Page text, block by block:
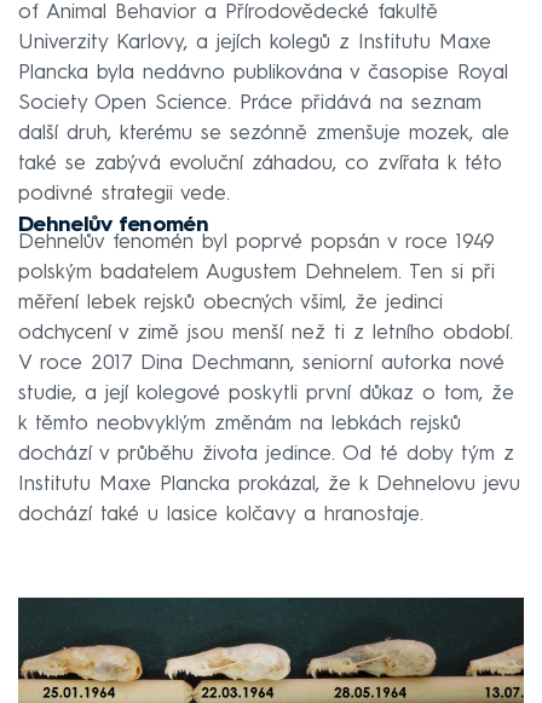
of Animal Behavior a Přírodovědecké fakultě
Univerzity Karlovy, a jejích kolegů z Institutu Maxe
Plancka byla nedávno publikována v časopise Royal
Society Open Science. Práce přidává na seznam
další druh, kterému se sezónně zmenšuje mozek, ale
také se zabývá evoluční záhadou, co zvířata k této
podivné strategii vede.
Dehnelův fenomén
Dehnelův fenomén byl poprvé popsán v roce 1949
polským badatelem Augustem Dehnelem. Ten si při
měření lebek rejsků obecných všiml, že jedinci
odchycení v zimě jsou menší než ti z letního období.
V roce 2017 Dina Dechmann, seniorní autorka nové
studie, a její kolegové poskytli první důkaz o tom, že
k těmto neobvyklým změnám na lebkách rejsků
dochází v průběhu života jedince. Od té doby tým z
Institutu Maxe Plancka prokázal, že k Dehnelovu jevu
dochází také u lasice kolčavy a hranostaje.